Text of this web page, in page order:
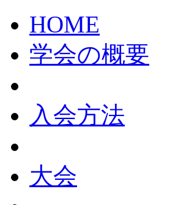
HOME
学会の概要
入会方法
大会